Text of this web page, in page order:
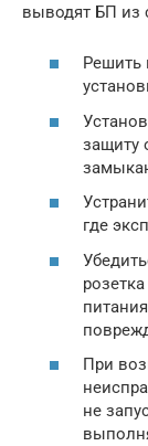
выводят БП из
Решить
защиту
где
При
не